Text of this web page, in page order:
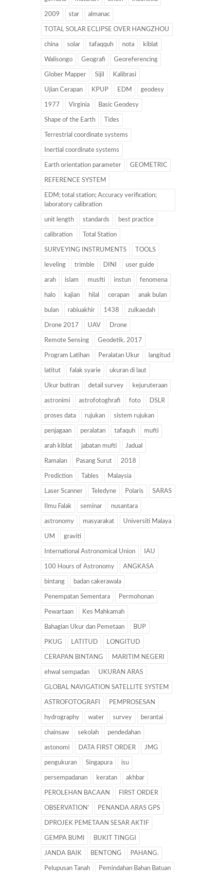
2009 star almanac
TOTAL SOLAR ECLIPSE OVER HANGZHOU
china solar tafaqquh nota kiblat
Walisongo Geografi Georeferencing
Glober Mapper Sijil Kalibrasi
Ujian Cerapan KPUP EDM geodesy
1977 Virginia Basic Geodesy
Shape of the Earth Tides
Terrestrial coordinate systems
Inertial coordinate systems
Earth orientation parameter GEOMETRIC
REFERENCE SYSTEM
EDM; total station; Accuracy verification;
laboratory calibration
unit length standards best practice
calibration Total Station
SURVEYING INSTRUMENTS TOOLS
leveling trimble DINI user guide
arah islam musfti instun fenomena
halo kajian hilal cerapan anak bulan
bulan rabiuakhir 1438 zulkaedah
Drone 2017 UAV Drone
Remote Sensing Geodetik. 2017
Program Latihan Peralatan Ukur langitud
latitut falak syarie ukuran di laut
Ukur butiran detail survey kejuruteraan
astronimi astrofotoghrafi foto DSLR
proses data rujukan sistem rujukan
penjagaan peralatan tafaquh mufti
arah kiblat jabatan mufti Jadual
Ramalan Pasang Surut 2018
Prediction Tables Malaysia
Laser Scanner Teledyne Polaris SARAS
Ilmu Falak seminar nusantara
astronomy masyarakat Universiti Malaya
UM graviti
International Astronomical Union IAU
100 Hours of Astronomy ANGKASA
bintang badan cakerawala
Penempatan Sementara Permohonan
Pewartaan Kes Mahkamah
Bahagian Ukur dan Pemetaan BUP
PKUG LATITUD LONGITUD
CERAPAN BINTANG MARITIM NEGERI
ehwal sempadan UKURAN ARAS
GLOBAL NAVIGATION SATELLITE SYSTEM
ASTROFOTOGRAFI PEMPROSESAN
hydrography water survey berantai
chainsaw sekolah pendedahan
astonomi DATA FIRST ORDER JMG
pengukuran Singapura isu
persempadanan keratan akhbar
PEROLEHAN BACAAN FIRST ORDER
OBSERVATION’ PENANDA ARAS GPS
DPROJEK PEMETAAN SESAR AKTIF
GEMPA BUMI BUKIT TINGGI
JANDA BAIK BENTONG PAHANG.
Pelupusan Tanah Pemindahan Bahan Batuan